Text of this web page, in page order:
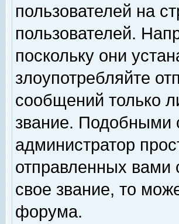
пользователей на
пользователей.
поскольку они
злоупотребляйте
сообщений только
звание. Подобными
администратор
отправленных вами
свое звание, то
форума.